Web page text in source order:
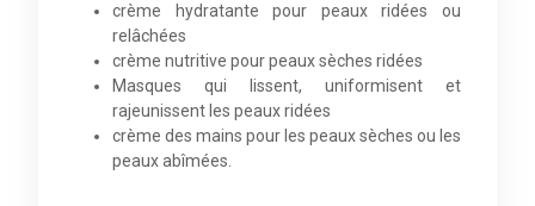
crème hydratante pour peaux ridées ou
relâchées
crème nutritive pour peaux sèches ridées
Masques qui lissent, uniformisent et
rajeunissent les peaux ridées
crème des mains pour les peaux sèches ou les
peaux abîmées.